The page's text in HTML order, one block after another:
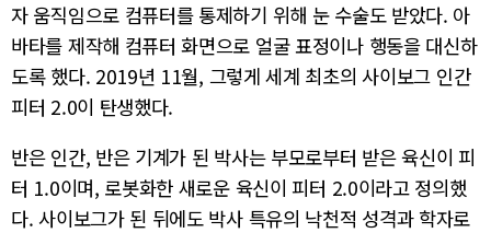
자 움직임으로 컴퓨터를 통제하기 위해 눈 수술도 받았다. 아
바타를 제작해 컴퓨터 화면으로 얼굴 표정이나 행동을 대신하
도록 했다. 2019년 11월, 그렇게 세계 최초의 사이보그 인간
피터 2.0이 탄생했다.
반은 인간, 반은 기계가 된 박사는 부모로부터 받은 육신이 피
터 1.0이며, 로봇화한 새로운 육신이 피터 2.0이라고 정의했
다. 사이보그가 된 뒤에도 박사 특유의 낙천적 성격과 학자로